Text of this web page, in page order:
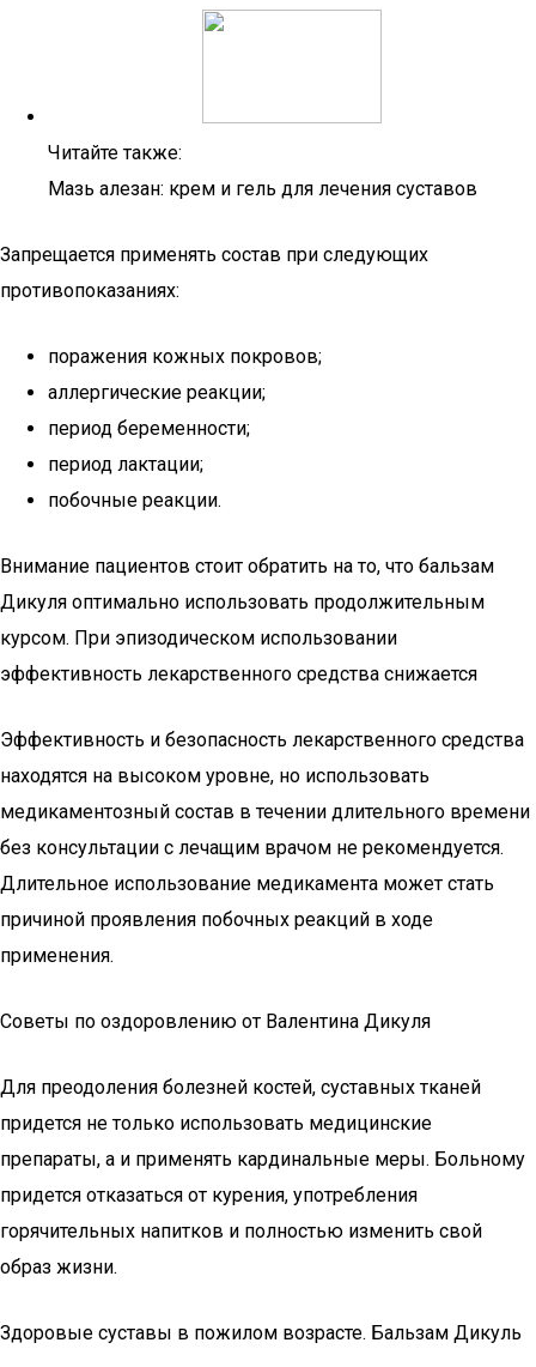
Читайте также:
Мазь алезан: крем и гель для лечения суставов
Запрещается применять состав при следующих
противопоказаниях:
поражения кожных покровов;
аллергические реакции;
период беременности;
период лактации;
побочные реакции.
Внимание пациентов стоит обратить на то, что бальзам
Дикуля оптимально использовать продолжительным
курсом. При эпизодическом использовании
эффективность лекарственного средства снижается
Эффективность и безопасность лекарственного средства
находятся на высоком уровне, но использовать
медикаментозный состав в течении длительного времени
без консультации с лечащим врачом не рекомендуется.
Длительное использование медикамента может стать
причиной проявления побочных реакций в ходе
применения.
Советы по оздоровлению от Валентина Дикуля
Для преодоления болезней костей, суставных тканей
придется не только использовать медицинские
препараты, а и применять кардинальные меры. Больному
придется отказаться от курения, употребления
горячительных напитков и полностью изменить свой
образ жизни.
Здоровые суставы в пожилом возрасте. Бальзам Дикуль